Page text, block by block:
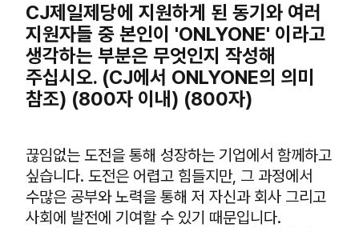
CJ제일제당에 지원하게 된 동기와 여러
지원자들 중 본인이 'ONLYONE' 이라고
생각하는 부분은 무엇인지 작성해
주십시오. (CJ에서 ONLYONE의 의미
참조) (800자 이내) (800자)
끊임없는 도전을 통해 성장하는 기업에서 함께하고
싶습니다. 도전은 어렵고 힘들지만, 그 과정에서
수많은 공부와 노력을 통해 저 자신과 회사 그리고
사회에 발전에 기여할 수 있기 때문입니다.